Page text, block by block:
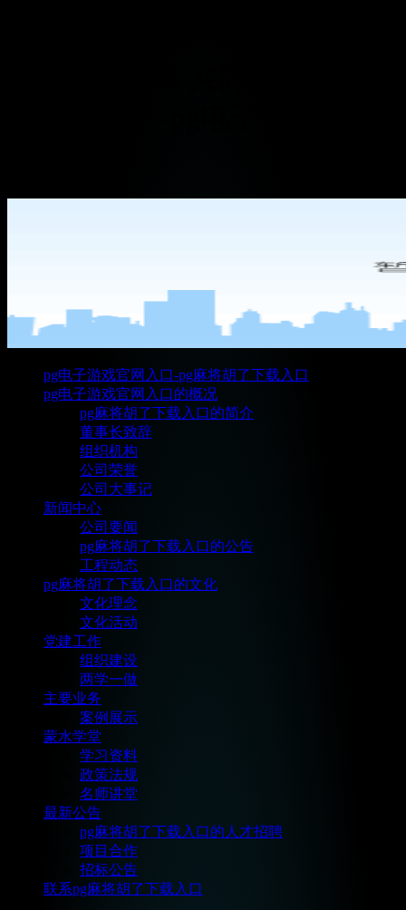
pg电子游戏官网入口-pg麻将胡了下载入口
pg电子游戏官网入口的概况
pg麻将胡了下载入口的简介
董事长致辞
组织机构
公司荣誉
公司大事记
新闻中心
公司要闻
pg麻将胡了下载入口的公告
工程动态
pg麻将胡了下载入口的文化
文化理念
文化活动
党建工作
组织建设
两学一做
主要业务
案例展示
蒙水学堂
学习资料
政策法规
名师讲堂
最新公告
pg麻将胡了下载入口的人才招聘
项目合作
招标公告
联系pg麻将胡了下载入口